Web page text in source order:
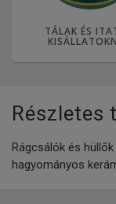
TÁLAK ÉS
Részletes
Rágcsálók és
hagyományos